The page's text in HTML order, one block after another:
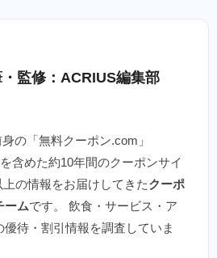
監修：ACRIUS編集部
の「無料クーポン.com」
含めた約10年間のクーポンサイ
上の情報をお届けしてきたクーポ
ームです。 飲食・サービス・ア
待・割引情報を調査していま